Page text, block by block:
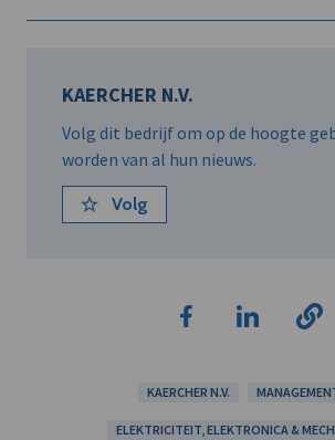
KAERCHER N.V.
Volg dit bedrijf om op de hoogte
worden van al hun nieuws.
Volg
KAERCHER N.V.
ELEKTRICITEIT, ELEKTRONICA &